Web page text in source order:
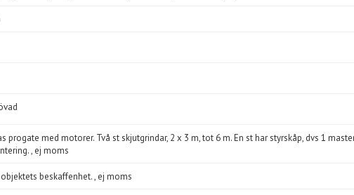
progate med motorer. Två st skjutgrindar, 2 x 3 m, tot 6 m. En st har styrskåp, dvs 1
, ej moms
beskaffenhet. , ej moms